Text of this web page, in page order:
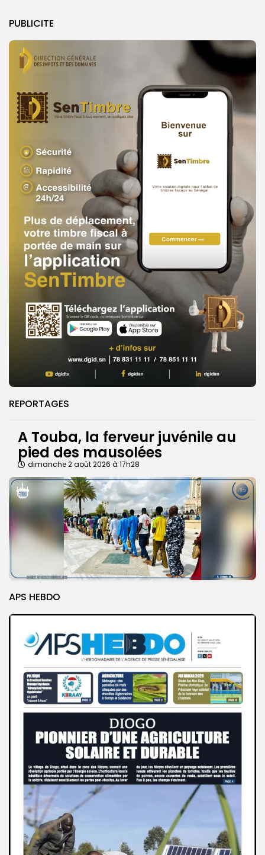
PUBLICITE
REPORTAGES
A Touba, la ferveur juvénile au
pied des mausolées
dimanche 2 août 2026 à 17h28
APS HEBDO